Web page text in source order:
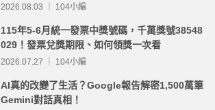
2026.08.03 ｜ 104小編
115年5-6月統一發票中獎號碼，千萬獎號38548
029！發票兌獎期限、如何領獎一次看
2026.07.27 ｜ 104小編
AI真的改變了生活？Google報告解密1,500萬筆
Gemini對話真相！